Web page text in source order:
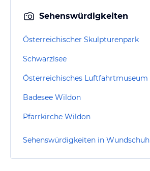
Sehenswürdigkeiten
Österreichischer Skulpturenpark
Schwarzlsee
Österreichisches Luftfahrtmuseum
Badesee Wildon
Pfarrkirche Wildon
Sehenswürdigkeiten in Wundschuh